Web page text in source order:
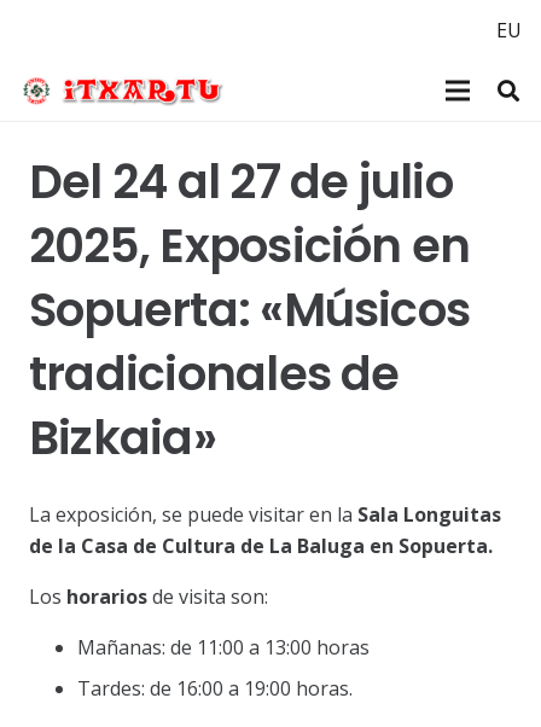
EU
Del 24 al 27 de julio
2025, Exposición en
Sopuerta: «Músicos
tradicionales de
Bizkaia»
La exposición, se puede visitar en la Sala Longuitas
de la Casa de Cultura de La Baluga en Sopuerta.
Los horariosde visita son:
Mañanas: de 11:00 a 13:00 horas
Tardes: de 16:00 a 19:00 horas.